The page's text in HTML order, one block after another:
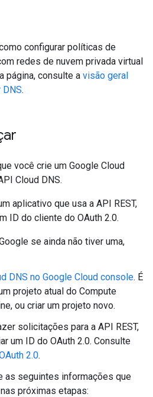
configurar políticas de
redes de nuvem privada virtual
página, consulte a visão geral
.
você crie um Google Cloud
Cloud DNS.
aplicativo que usa a API REST,
ID do cliente do OAuth 2.0.
se ainda não tiver uma,
DNS no Google Cloud console. É
projeto atual do Compute
ou criar um projeto novo.
solicitações para a API REST,
um ID do OAuth 2.0. Consulte
2.0.
as seguintes informações que
próximas etapas: